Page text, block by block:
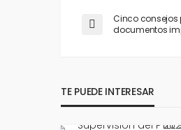
Cinco consejos
documentos
TE PUEDE INTERESAR